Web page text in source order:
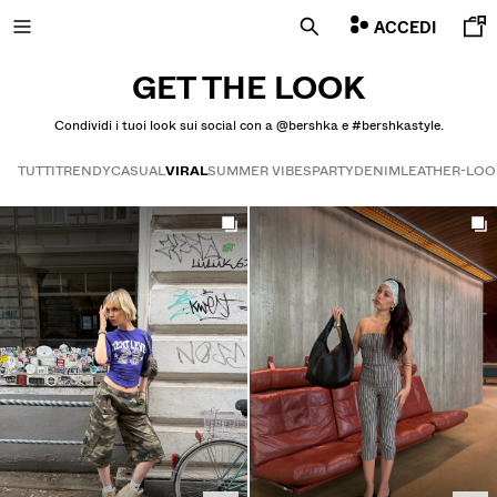
ACCEDI
GET THE LOOK
Condividi i tuoi look sui social con a @bershka e #bershkastyle.
TUTTITRENDYCASUALVIRALSUMMER VIBESPARTYDENIMLEATHER-
Get the look
NOVITÀ
TUTTO
E POLO
E CARDIGAN
SETS